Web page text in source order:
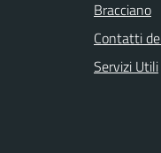
Bracciano
Contatti
Servizi Utili